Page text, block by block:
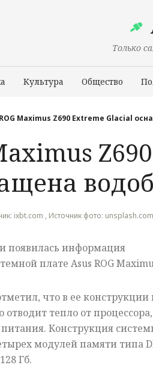
Только
Культура Общество
Maximus Z690 Extreme Glacial
ixbt.com , Источник фото: unsplash.com
появилась информация
плате Asus ROG
что в ее конструкции
отводит тепло от
питания. Конструкция
модулей памяти типа
Гб.